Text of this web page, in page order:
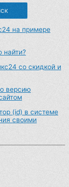
на примере
найти?
со скидкой и
версию
(id) в системе
своими